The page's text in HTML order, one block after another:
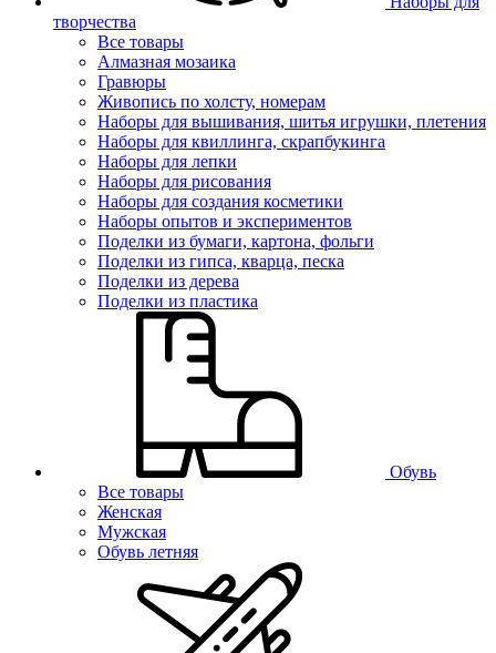
творчества
Все товары
Алмазная мозаика
Гравюры
Живопись по холсту, номерам
Наборы для вышивания, шитья игрушки, плетения
Наборы для квиллинга, скрапбукинга
Наборы для лепки
Наборы для рисования
Наборы для создания косметики
Наборы опытов и экспериментов
Поделки из бумаги, картона, фольги
Поделки из гипса, кварца, песка
Поделки из дерева
Поделки из пластика
Обувь
Все товары
Женская
Мужская
Обувь летняя